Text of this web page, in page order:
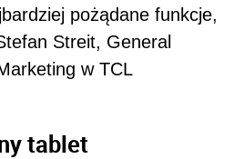
pożądane funkcje,
Streit, General
w TCL
tablet